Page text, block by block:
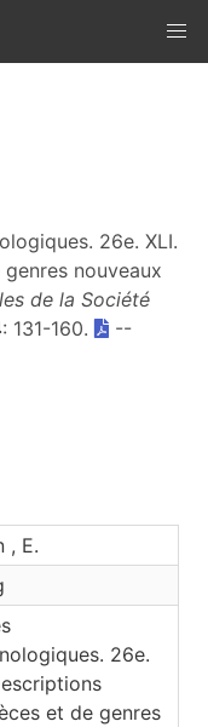
26e. XLI.
nouveaux
de la Société
: 131-160.
--
, E.
26e.
et de genres